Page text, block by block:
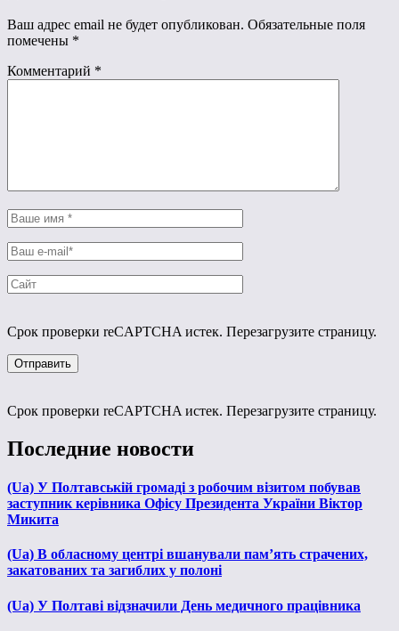
Ваш адрес email не будет опубликован. Обязательные поля
помечены *
Комментарий *
Срок проверки reCAPTCHA истек. Перезагрузите страницу.
Срок проверки reCAPTCHA истек. Перезагрузите страницу.
Последние новости
(Ua) У Полтавській громаді з робочим візитом побував
заступник керівника Офісу Президента України Віктор
Микита
(Ua) В обласному центрі вшанували пам’ять страчених,
закатованих та загиблих у полоні
(Ua) У Полтаві відзначили День медичного працівника